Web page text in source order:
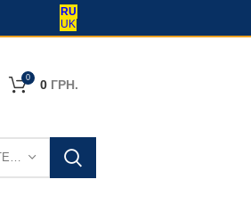
RU
UK
0 0 ГРН.
ВЫБЕРИТЕ КАТЕГОРИЮ